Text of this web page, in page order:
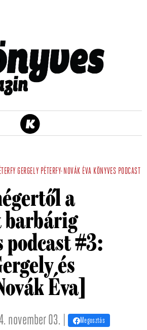
GERGELY PÉTERFY-NOVÁK ÉVA KÖNYVES PODCAST
a
podcast #3:
és
Éva]
november 03. | Megosztás